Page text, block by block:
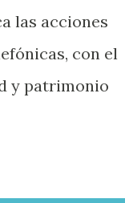
las acciones
con el
y patrimonio